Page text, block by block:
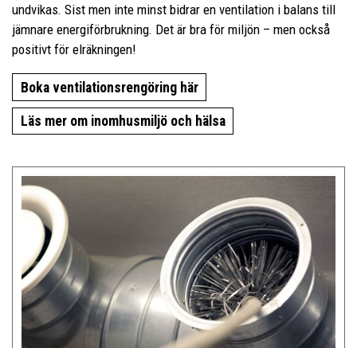
undvikas. Sist men inte minst bidrar en ventilation i balans till
jämnare energiförbrukning. Det är bra för miljön – men också
positivt för elräkningen!
Boka ventilationsrengöring här
Läs mer om inomhusmiljö och hälsa